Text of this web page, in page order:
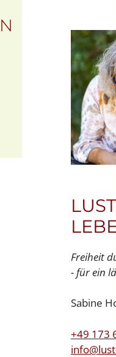
Office 365
Freiheit
- für ein
Sabine
+49 173